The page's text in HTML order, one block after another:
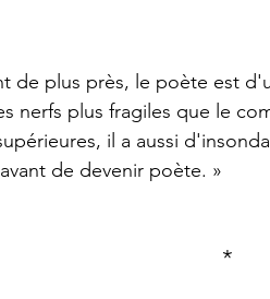
nerfs plus fragiles que le
il a aussi
de devenir poète. »
*